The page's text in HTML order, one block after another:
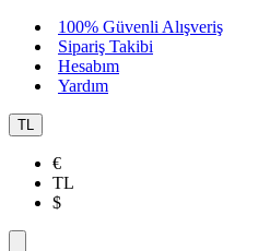
100% Güvenli Alışveriş
Sipariş Takibi
Hesabım
Yardım
TL
€
TL
$